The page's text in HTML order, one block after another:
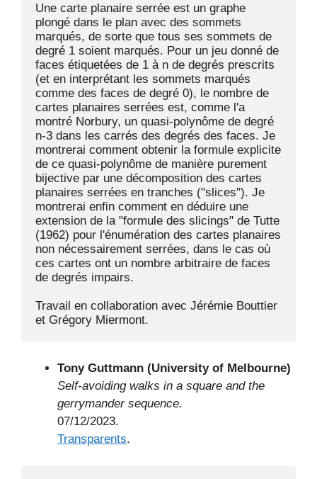
Une carte planaire serrée est un graphe
plongé dans le plan avec des sommets
marqués, de sorte que tous ses sommets de
degré 1 soient marqués. Pour un jeu donné de
faces étiquetées de 1 à n de degrés prescrits
(et en interprétant les sommets marqués
comme des faces de degré 0), le nombre de
cartes planaires serrées est, comme l'a
montré Norbury, un quasi-polynôme de degré
n-3 dans les carrés des degrés des faces. Je
montrerai comment obtenir la formule explicite
de ce quasi-polynôme de manière purement
bijective par une décomposition des cartes
planaires serrées en tranches ("slices"). Je
montrerai enfin comment en déduire une
extension de la "formule des slicings" de Tutte
(1962) pour l'énumération des cartes planaires
non nécessairement serrées, dans le cas où
ces cartes ont un nombre arbitraire de faces
de degrés impairs.
Travail en collaboration avec Jérémie Bouttier
et Grégory Miermont.
Tony Guttmann (University of Melbourne)
Self-avoiding walks in a square and the
gerrymander sequence.
07/12/2023.
Transparents.